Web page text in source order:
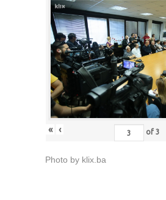
« ‹ of 3
Photo by klix.ba